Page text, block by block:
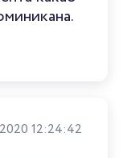
12:24:42